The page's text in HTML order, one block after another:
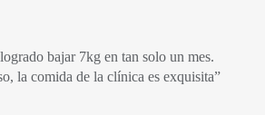
bajar 7kg en tan solo un mes.
la comida de la clínica es exquisita”